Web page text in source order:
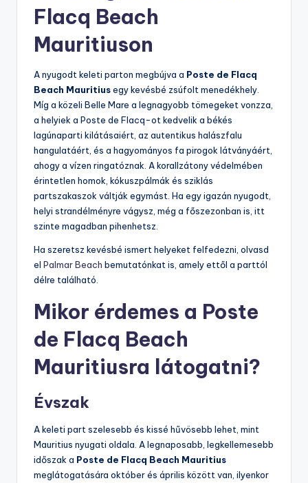
Flacq Beach
Mauritiuson
A nyugodt keleti parton megbújva a Poste de Flacq
Beach Mauritiusegy kevésbé zsúfolt menedékhely.
Míg a közeli Belle Mare a legnagyobb tömegeket vonzza,
a helyiek a Poste de Flacq-ot kedvelik a békés
lagúnaparti kilátásaiért, az autentikus halászfalu
hangulatáért, és a hagyományos fa pirogok látványáért,
ahogy a vízen ringatóznak. A korallzátony védelmében
érintetlen homok, kókuszpálmák és sziklás
partszakaszok váltják egymást. Ha egy igazán nyugodt,
helyi strandélményre vágysz, még a főszezonban is, itt
szinte magadban pihenhetsz.
Ha szeretsz kevésbé ismert helyeket felfedezni, olvasd
el Palmar Beach bemutatónkat is, amely ettől a parttól
délre található.
Mikor érdemes a Poste
de Flacq Beach
Mauritiusra látogatni?
Évszak
A keleti part szelesebb és kissé hűvösebb lehet, mint
Mauritius nyugati oldala. A legnaposabb, legkellemesebb
időszak a Poste de Flacq Beach Mauritius
meglátogatására október és április között van, ilyenkor